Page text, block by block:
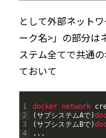
として外部ネット
ーク名>」の部分は
ステム全てで共通
ておいて
1
2
3
4
docker network
(サブシステムAで)
(サブシステムBで)
. . .